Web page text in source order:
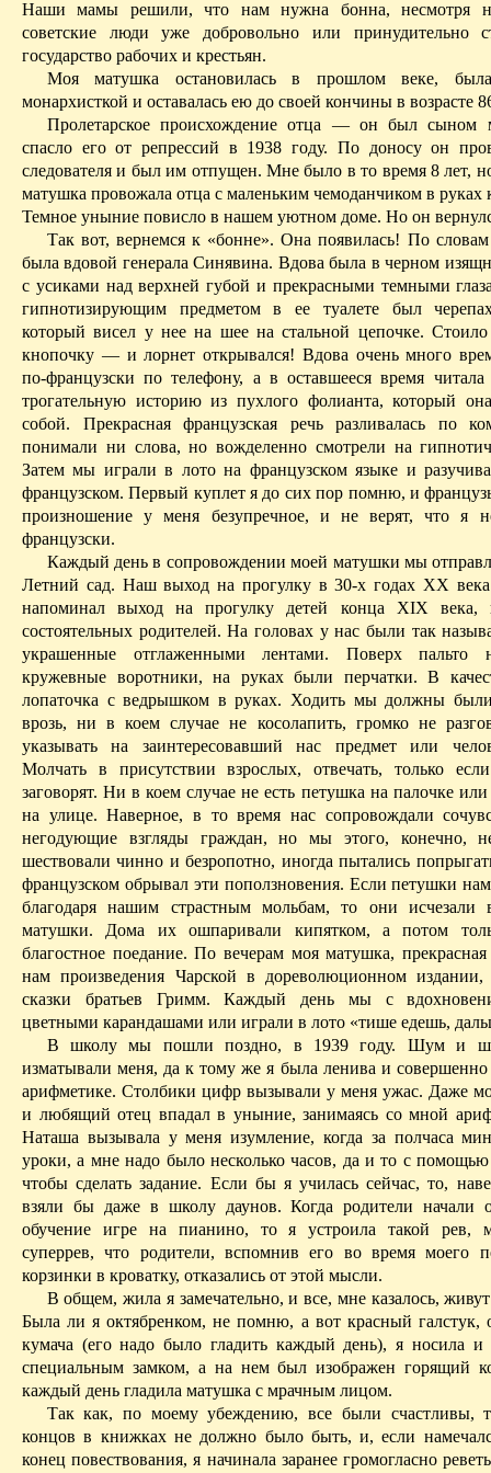
Наши мамы решили, что нам нужна бонна, несмотря
советские люди уже добровольно или принудительно
государство рабочих и крестьян.
Моя матушка остановилась в прошлом веке,
монархисткой и оставалась ею до своей кончины в возрасте
Пролетарское происхождение отца — он был
спасло его от репрессий в 1938 году. По доносу он
следователя и был им отпущен. Мне было в то время 8 лет,
матушка провожала отца с маленьким чемоданчиком в руках
Темное уныние повисло в нашем уютном доме. Но он
Так вот, вернемся к «бонне». Она появилась! По
была вдовой генералаСинявина. Вдова была в черном
с усиками над верхней губой и прекрасными темными
гипнотизирующим предметом в ее туалете был
который висел у нее на шеена стальной цепочке.
кнопочку — и лорнет открывался! Вдова очень много
по-французски по телефону, а в оставшееся время
трогательную историю из пухлого фолианта, который
собой. Прекрасная французская речь разливалась по
понимали ни слова, но вожделенно смотрели на
Затем мы играли в лото на французском языке и
французском. Первый куплет я до сих пор помню, и
произношение у меня безупречное, и не верят, что я
французски.
Каждый день в сопровождении моей матушки мы
Летний сад. Наш выход на прогулку в 30-х годах XX века
напоминал выход на прогулку детей конца XIX века,
состоятельных родителей. На головах у нас были так
украшенные отглаженными лентами. Поверх пальто
кружевные воротники, на руках были перчатки. В
лопаточка с ведрышком в руках. Ходить мы должны
врозь, ни в коем случае не косолапить, громко не
указывать на заинтересовавший нас предмет или
Молчать в присутствии взрослых, отвечать, только
заговорят. Ни в коем случае не есть петушка на палочке или
на улице. Наверное, в то время нас сопровождали
негодующие взгляды граждан, но мы этого, конечно,
шествовали чинно и безропотно, иногда пытались
французском обрывал эти поползновения. Если петушки
благодаря нашим страстным мольбам, то они исчезали
матушки. Дома их ошпаривали кипятком, а потом
благостное поедание. По вечерам моя матушка, прекрасная
нам произведения Чарской в дореволюционном
сказки братьев Гримм. Каждый день мы с
цветными карандашами или играли в лото «тише едешь,
В школу мы пошли поздно, в 1939 году. Шум и
изматывали меня, да к тому же я была ленива и совершенно
арифметике. Столбики цифр вызывали у меня ужас. Даже
и любящий отец впадал в уныние, занимаясь со мной
Наташа вызывала у меня изумление, когда за полчаса
уроки, а мне надо было несколько часов, да и то с помощью
чтобы сделать задание. Если бы я училась сейчас, то,
взяли бы даже в школу даунов. Когда родители начали
обучение игре на пианино, то я устроила такой рев,
суперрев, что родители, вспомнив его во время моего
корзинки в кроватку, отказались от этой мысли.
В общем, жила я замечательно, и все, мне казалось,
Была ли я октябренком, не помню, а вот красный галстук,
кумача (его надо было гладить каждый день), я носила и
специальным замком, а на нем был изображен горящий
каждый день гладила матушка с мрачным лицом.
Так как, по моему убеждению, все были счастливы,
концов в книжках не должно было быть, и, если
конец повествования, я начинала заранее громогласно